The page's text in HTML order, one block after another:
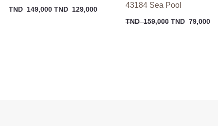
TND149,000 TND 129,000
43184 Sea Pool
TND159,000 TND 79,000